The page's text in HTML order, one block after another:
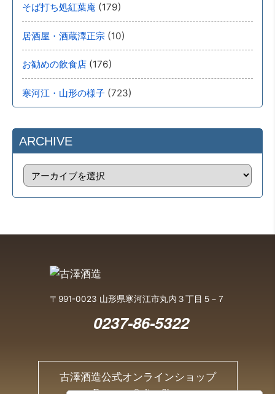
そば打ち処紅葉庵 (179)
居酒屋・酒蔵澤正宗 (10)
お勧めの飲食店 (176)
寒河江・山形の様子 (723)
ARCHIVE
〒991-0023 山形県寒河江市丸内３丁目５−７
0237-86-5322
古澤酒造公式オンラインショップ